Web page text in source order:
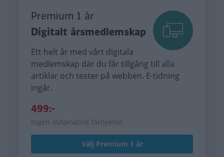
Premium 1 år
Digitalt årsmedlemskap
Ett helt år med vårt digitala
medlemskap där du får tillgång till alla
artiklar och tester på webben. E-tidning
ingår.
499:-
Ingen automatisk förnyelse.
Välj Premium 1 år